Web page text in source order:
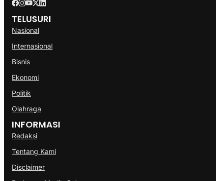
TELUSURI
Nasional
Internasional
Bisnis
Ekonomi
Politik
Olahraga
INFORMASI
Redaksi
Tentang Kami
Disclaimer